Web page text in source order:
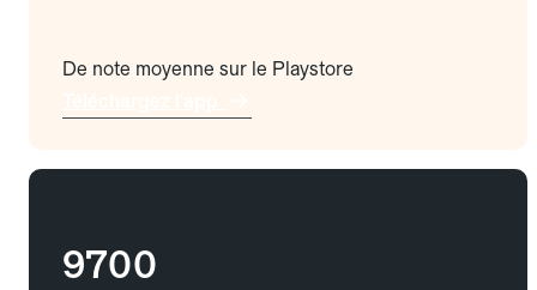
De note moyenne sur le Playstore
9700